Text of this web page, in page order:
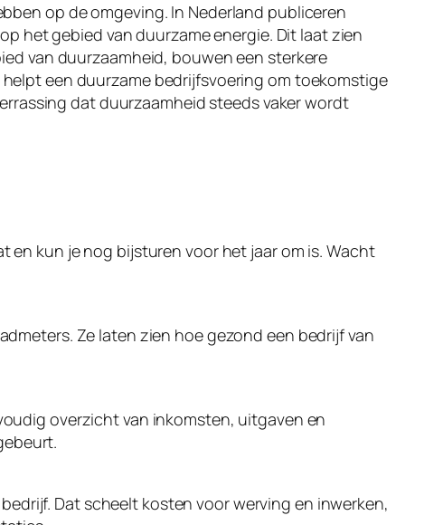
op de omgeving. In Nederland publiceren
het gebied van duurzame energie. Dit laat zien
van duurzaamheid, bouwen een sterkere
een duurzame bedrijfsvoering om toekomstige
dat duurzaamheid steeds vaker wordt
en kun je nog bijsturen voor het jaar om is. Wacht
Ze laten zien hoe gezond een bedrijf van
overzicht van inkomsten, uitgaven en
Dat scheelt kosten voor werving en inwerken,